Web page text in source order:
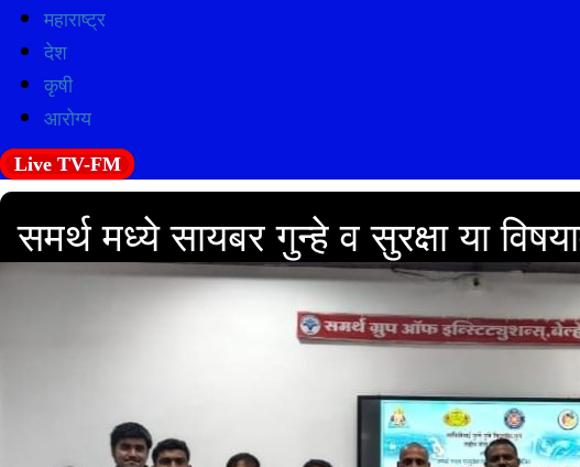
महाराष्ट्र
देश
कृषी
आरोग्य
Live TV-FM
समर्थ मध्ये सायबर गुन्हे व सुरक्षा या